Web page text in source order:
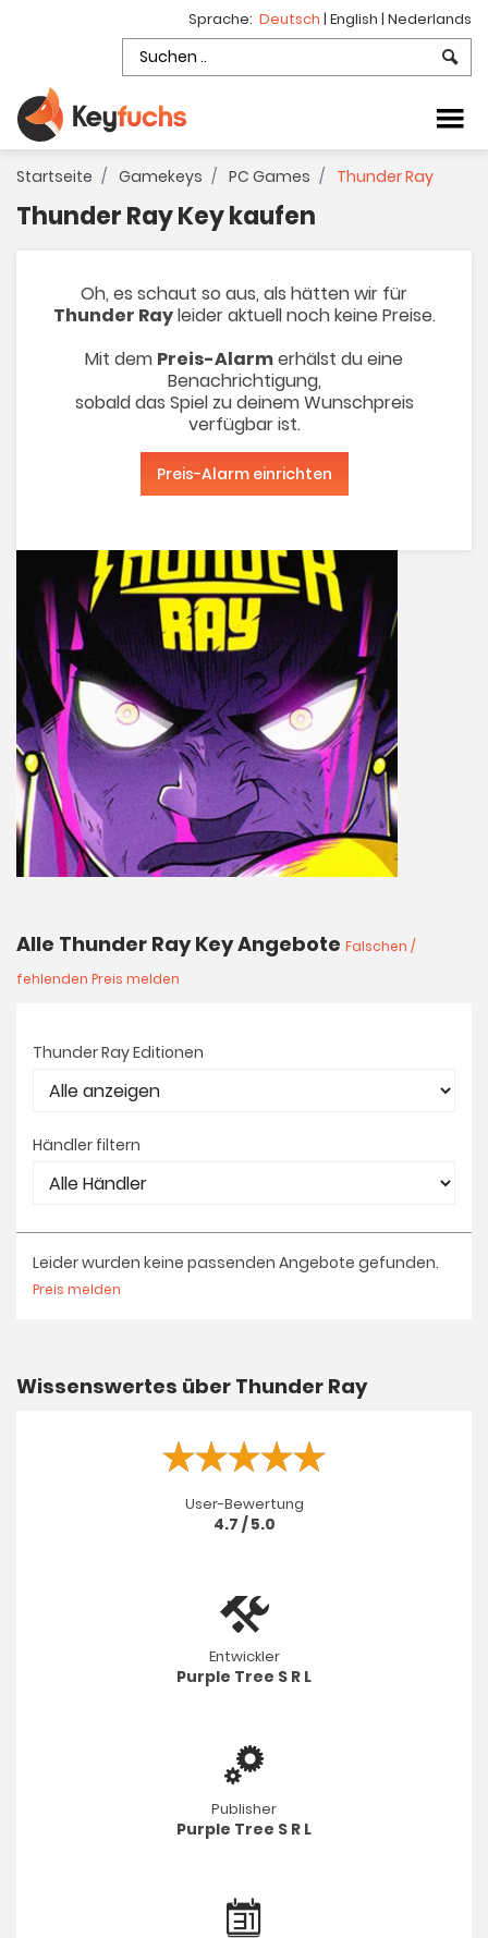
Sprache: Deutsch | English | Nederlands
Startseite Gamekeys PC Games Thunder Ray
Thunder Ray Key kaufen
Oh, es schaut so aus, als hätten wir für
Thunder Rayleider aktuell noch keine Preise.
Mit dem Preis-Alarmerhälst du eine
Benachrichtigung,
sobald das Spiel zu deinem Wunschpreis
verfügbar ist.
Preis-Alarm einrichten
Alle Thunder Ray Key Angebote Falschen /
fehlenden Preis melden
Thunder Ray Editionen
Händler filtern
Leider wurden keine passenden Angebote gefunden.
Preis melden
Wissenswertes über Thunder Ray
User-Bewertung
4.7 / 5.0
Entwickler
Purple Tree S R L
Publisher
Purple Tree S R L